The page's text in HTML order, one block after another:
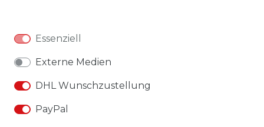
Essenziell
Externe Medien
DHL Wunschzustellung
PayPal